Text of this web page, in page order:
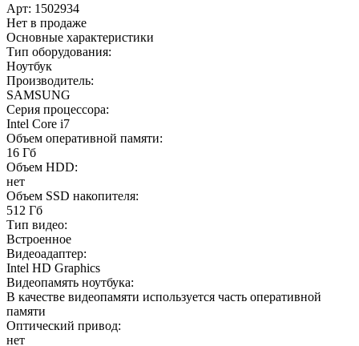
Арт: 1502934
Нет в продаже
Основные характеристики
Тип оборудования:
Ноутбук
Производитель:
SAMSUNG
Серия процессора:
Intel Core i7
Объем оперативной памяти:
16 Гб
Объем HDD:
нет
Объем SSD накопителя:
512 Гб
Тип видео:
Встроенное
Видеоадаптер:
Intel HD Graphics
Видеопамять ноутбука:
В качестве видеопамяти используется часть оперативной
памяти
Оптический привод:
нет